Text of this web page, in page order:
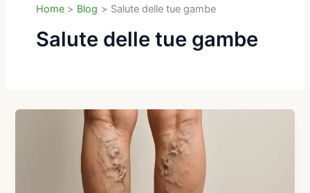
Home Blog Salute delle tue gambe
Salute delle tue gambe